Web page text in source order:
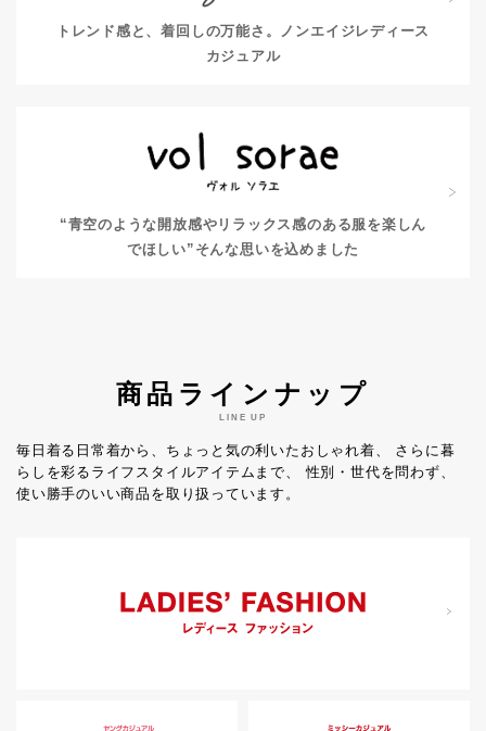
トレンド感と、着回しの万能さ。
ノンエイジレディース
カジュアル
“青空のような開放感やリラックス感のある服を楽しん
でほしい” そんな思いを込めました
商品ラインナップ
LINE UP
毎日着る日常着から、ちょっと気の利いたおしゃれ着、
さらに暮
らしを彩るライフスタイルアイテムまで、
性別・世代を問わず、
使い勝手のいい商品を取り扱っています。